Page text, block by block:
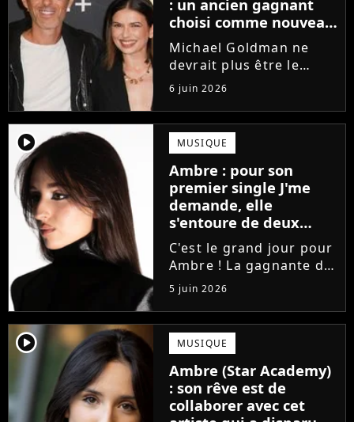
: un ancien gagnant
choisi comme nouveau
directeur ?
Michael Goldman ne
devrait plus être le
directeur de la Star
Academy lors de la
saison 2026. Et pour lui
succéder, c'est un
ancien gagnant de
l'émission de TF1 qui
sera aujourd'hui...
6 juin 2026
player2 MUSIQUE
Ambre : pour son
premier single J'me
demande, elle
s'entoure de deux
proches de Slimane
C'est le grand jour pour
Ambre ! La gagnante de
la Star Academy fait ses
premiers pas dans
l'industrie en publiant
J'me demande, un
premier single que la
chanteuse a
confectionné avec...
5 juin 2026
player2 MUSIQUE
Ambre (Star Academy)
: son rêve est de
collaborer avec cet